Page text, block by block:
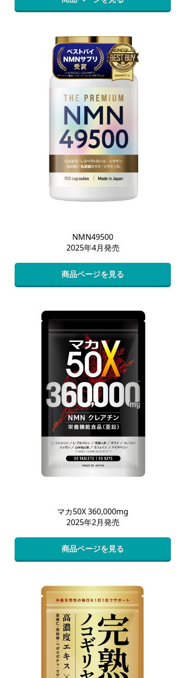
NMN49500
2025年4月発売
商品ページを見る
マカ50X 360,000mg
2025年2月発売
商品ページを見る